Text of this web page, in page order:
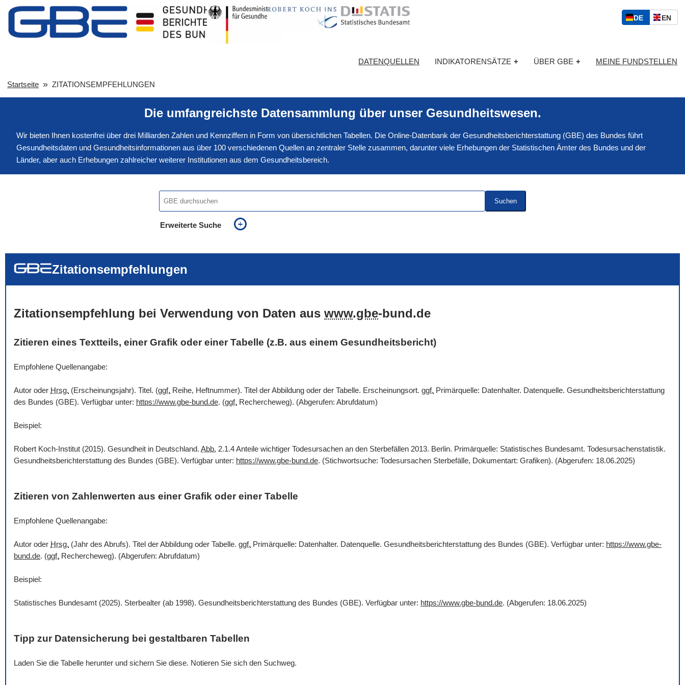
S
p
c
h
l
DED
S
ENE
I
H
DATENQUELLEN INDIKATORENSÄTZE + ÜBER GBE + MEINE FUNDSTELLEN
Startseite ZITATIONSEMPFEHLUNGEN
Die umfangreichste Datensammlung über unser Gesundheitswesen.
Wir bieten Ihnen kostenfrei über drei Milliarden Zahlen und Kennziffern in Form von übersichtlichen Tabellen. Die Online-Datenbank der Gesundheitsberichterstattung (GBE) des Bundes führt
Gesundheitsdaten und Gesundheitsinformationen aus über 100 verschiedenen Quellen an zentraler Stelle zusammen, darunter viele Erhebungen der Statistischen Ämter des Bundes und der
Länder, aber auch Erhebungen zahlreicher weiterer Institutionen aus dem Gesundheitsbereich.
Suchen
Erweiterte Suche
Zitationsempfehlungen
Zitationsempfehlung bei Verwendung von Daten aus www.gbe-bund.de
Zitieren eines Textteils, einer Grafik oder einer Tabelle (z.B. aus einem Gesundheitsbericht)
Empfohlene Quellenangabe:
Autor oder Hrsg. (Erscheinungsjahr). Titel. (ggf. Reihe, Heftnummer). Titel der Abbildung oder der Tabelle. Erscheinungsort. ggf. Primärquelle: Datenhalter. Datenquelle. Gesundheitsberichterstattung
des Bundes (GBE). Verfügbar unter: https://www.gbe-bund.de. (ggf. Rechercheweg). (Abgerufen: Abrufdatum)
Beispiel:
Robert Koch-Institut (2015). Gesundheit in Deutschland. Abb. 2.1.4 Anteile wichtiger Todesursachen an den Sterbefällen 2013. Berlin. Primärquelle: Statistisches Bundesamt. Todesursachenstatistik.
Gesundheitsberichterstattung des Bundes (GBE). Verfügbar unter: https://www.gbe-bund.de. (Stichwortsuche: Todesursachen Sterbefälle, Dokumentart: Grafiken). (Abgerufen: 18.06.2025)
Zitieren von Zahlenwerten aus einer Grafik oder einer Tabelle
Empfohlene Quellenangabe:
Autor oder Hrsg. (Jahr des Abrufs). Titel der Abbildung oder Tabelle. ggf. Primärquelle: Datenhalter. Datenquelle. Gesundheitsberichterstattung des Bundes (GBE). Verfügbar unter: https://www.gbe-
bund.de. (ggf. Rechercheweg). (Abgerufen: Abrufdatum)
Beispiel:
Statistisches Bundesamt (2025). Sterbealter (ab 1998). Gesundheitsberichterstattung des Bundes (GBE). Verfügbar unter: https://www.gbe-bund.de. (Abgerufen: 18.06.2025)
Tipp zur Datensicherung bei gestaltbaren Tabellen
Laden Sie die Tabelle herunter und sichern Sie diese. Notieren Sie sich den Suchweg.